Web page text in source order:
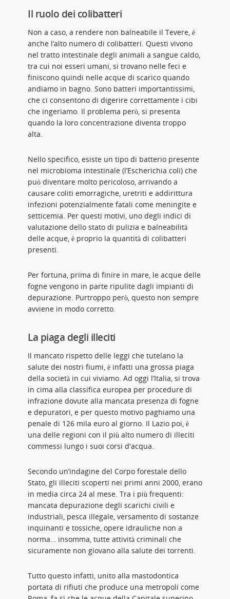
Il ruolo dei colibatteri
Non a caso, a rendere non balneabile il Tevere, è
anche l’alto numero di colibatteri. Questi vivono
nel tratto intestinale degli animali a sangue caldo,
tra cui noi esseri umani, si trovano nelle feci e
finiscono quindi nelle acque di scarico quando
andiamo in bagno. Sono batteri importantissimi,
che ci consentono di digerire correttamente i cibi
che ingeriamo. Il problema però, si presenta
quando la loro concentrazione diventa troppo
alta.
Nello specifico, esiste un tipo di batterio presente
nel microbioma intestinale (l’Escherichia coli) che
può diventare molto pericoloso, arrivando a
causare coliti emorragiche, uretriti e addirittura
infezioni potenzialmente fatali come meningite e
setticemia. Per questi motivi, uno degli indici di
valutazione dello stato di pulizia e balneabilità
delle acque, è proprio la quantità di colibatteri
presenti.
Per fortuna, prima di finire in mare, le acque delle
fogne vengono in parte ripulite dagli impianti di
depurazione. Purtroppo però, questo non sempre
avviene in modo corretto.
La piaga degli illeciti
Il mancato rispetto delle leggi che tutelano la
salute dei nostri fiumi, è infatti una grossa piaga
della società in cui viviamo. Ad oggi l’Italia, si trova
in cima alla classifica europea per procedure di
infrazione dovute alla mancata presenza di fogne
e depuratori, e per questo motivo paghiamo una
penale di 126 mila euro al giorno. Il Lazio poi, è
una delle regioni con il più alto numero di illeciti
commessi lungo i suoi corsi d'acqua.
Secondo un’indagine del Corpo forestale dello
Stato, gli illeciti scoperti nei primi anni 2000, erano
in media circa 24 al mese. Tra i più frequenti:
mancata depurazione degli scarichi civili e
industriali, pesca illegale, versamento di sostanze
inquinanti e tossiche, opere idrauliche non a
norma… insomma, tutte attività criminali che
sicuramente non giovano alla salute dei torrenti.
Tutto questo infatti, unito alla mastodontica
portata di rifiuti che produce una metropoli come